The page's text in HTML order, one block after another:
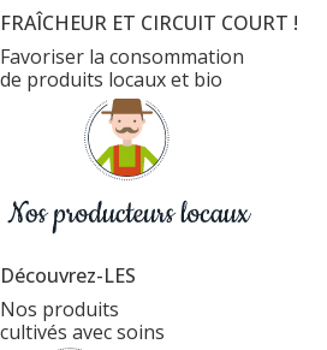
FRAÎCHEUR ET CIRCUIT COURT !
Favoriser la consommation
de produits locaux et bio
Découvrez-LES
Nos produits
cultivés avec soins